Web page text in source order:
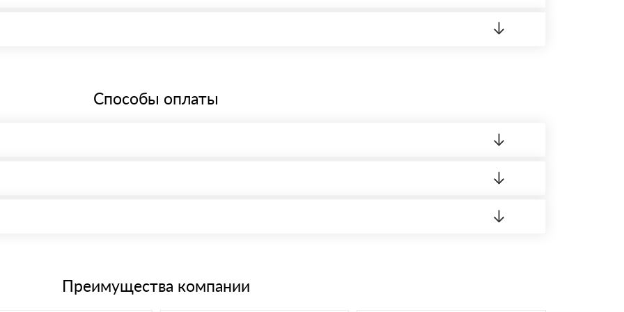
Способы оплаты
через системы электронных платежей.
банковским картам
материала после проверки качества и количества заказанного материала.
Преимущества компании